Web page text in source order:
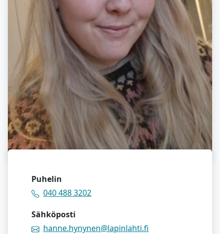
Puhelin
040 488 3202
Sähköposti
hanne.hynynen@lapinlahti.fi